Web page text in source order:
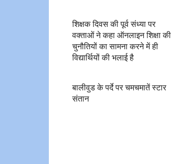
शिक्षक दिवस की पूर्व संध्या पर
वक्ताओं ने कहा ऑनलाइन शिक्षा की
चुनौतियों का सामना करने में ही
विद्यार्थियों की भलाई है
बालीवुड के पर्दे पर चमचमातें स्टार
संतान